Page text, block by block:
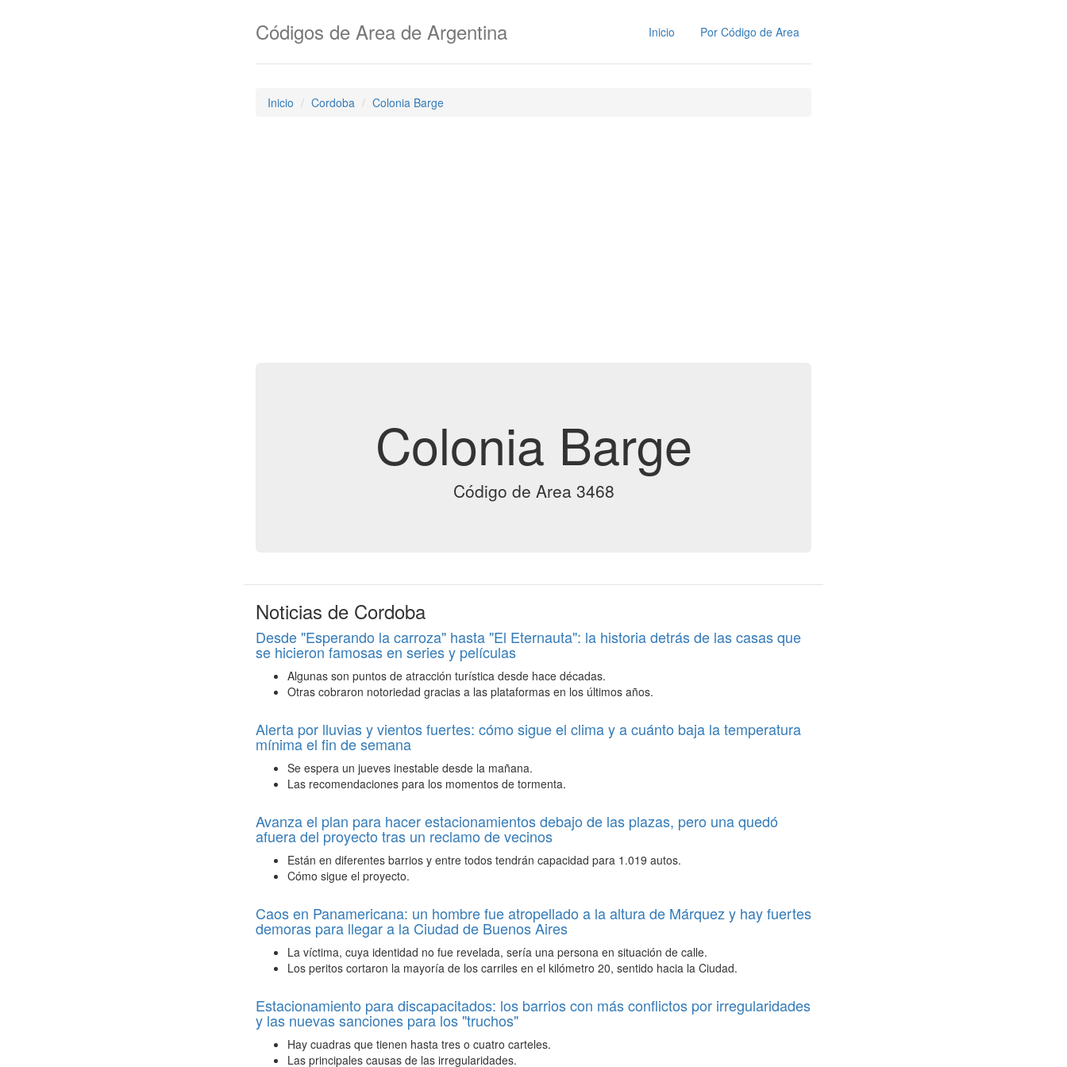
Inicio Por Código de Area
Códigos de Area de Argentina
Inicio Cordoba Colonia Barge
Colonia Barge
Código de Area 3468
Noticias de Cordoba
Desde "Esperando la carroza" hasta "El Eternauta": la historia detrás de las casas que
se hicieron famosas en series y películas
Algunas son puntos de atracción turística desde hace décadas.
Otras cobraron notoriedad gracias a las plataformas en los últimos años.
Alerta por lluvias y vientos fuertes: cómo sigue el clima y a cuánto baja la temperatura
mínima el fin de semana
Se espera un jueves inestable desde la mañana.
Las recomendaciones para los momentos de tormenta.
Avanza el plan para hacer estacionamientos debajo de las plazas, pero una quedó
afuera del proyecto tras un reclamo de vecinos
Están en diferentes barrios y entre todos tendrán capacidad para 1.019 autos.
Cómo sigue el proyecto.
Caos en Panamericana: un hombre fue atropellado a la altura de Márquez y hay fuertes
demoras para llegar a la Ciudad de Buenos Aires
La víctima, cuya identidad no fue revelada, sería una persona en situación de calle.
Los peritos cortaron la mayoría de los carriles en el kilómetro 20, sentido hacia la Ciudad.
Estacionamiento para discapacitados: los barrios con más conflictos por irregularidades
y las nuevas sanciones para los "truchos"
Hay cuadras que tienen hasta tres o cuatro carteles.
Las principales causas de las irregularidades.